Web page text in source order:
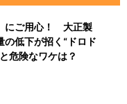
にご用心！ 大正製
低下が招く“ドロド
危険なワケは？